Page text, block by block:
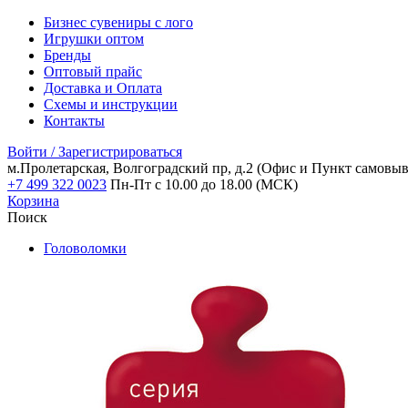
Бизнес сувениры с лого
Игрушки оптом
Бренды
Оптовый прайс
Доставка и Оплата
Схемы и инструкции
Контакты
Войти / Зарегистрироваться
м.Пролетарская, Волгоградский пр, д.2 (Офис и Пункт
+7 499 322 0023 Пн-Пт с 10.00 до 18.00 (МСК)
Корзина
Поиск
Головоломки